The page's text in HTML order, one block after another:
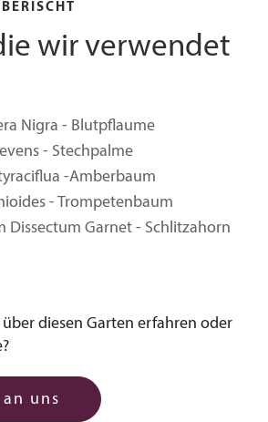
wir verwendet
Nigra - Blutpflaume
- Stechpalme
-Amberbaum
- Trompetenbaum
Dissectum Garnet - Schlitzahorn
diesen Garten erfahren oder
uns